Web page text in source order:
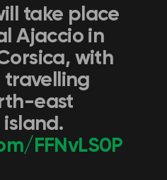
take place
Ajaccio in
with
travelling
east
FFNvLS0P